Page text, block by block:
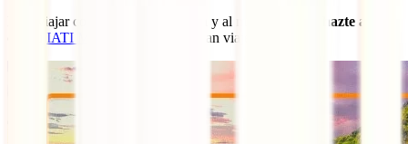
Elije viajar con la mejor protección y al mejor precio y
hazte ahora
IATI Mochilero para este gran viaje: